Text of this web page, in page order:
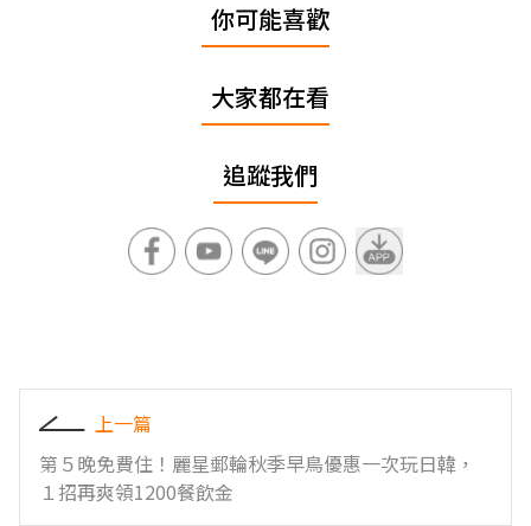
你可能喜歡
大家都在看
追蹤我們
上一篇
第５晚免費住！麗星郵輪秋季早鳥優惠一次玩日韓，
１招再爽領1200餐飲金